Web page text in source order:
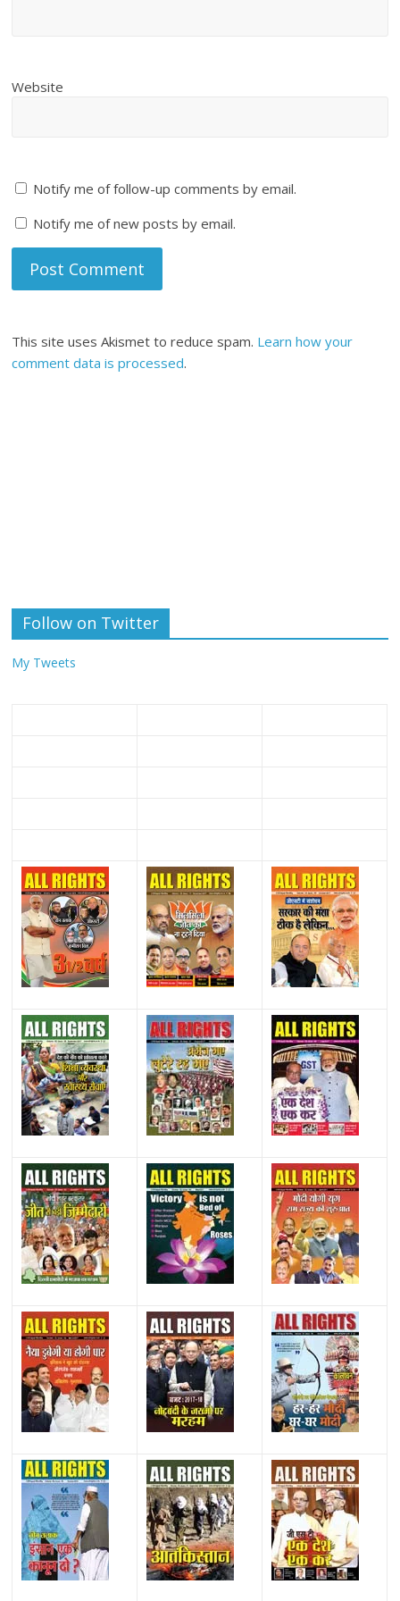
Website
Notify me of follow-up comments by email.
Notify me of new posts by email.
This site uses Akismet to reduce spam. Learn how your
comment data is processed.
Follow on Twitter
My Tweets